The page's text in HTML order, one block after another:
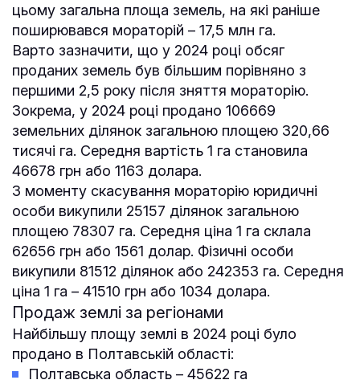
цьому загальна площа земель, на які раніше
поширювався мораторій – 17,5 млн га.
Варто зазначити, що у 2024 році обсяг
проданих земель був більшим порівняно з
першими 2,5 року після зняття мораторію.
Зокрема, у 2024 році продано 106669
земельних ділянок загальною площею 320,66
тисячі га. Середня вартість 1 га становила
46678 грн або 1163 долара.
З моменту скасування мораторію юридичні
особи викупили 25157 ділянок загальною
площею 78307 га. Середня ціна 1 га склала
62656 грн або 1561 долар. Фізичні особи
викупили 81512 ділянок або 242353 га. Середня
ціна 1 га – 41510 грн або 1034 долара.
Продаж землі за регіонами
Найбільшу площу землі в 2024 році було
продано в Полтавській області:
Полтавська область – 45622 га